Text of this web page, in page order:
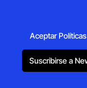
Aceptar
Suscribirse a